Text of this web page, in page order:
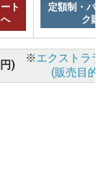
ト
へ
定額制・バリ
ク購
)
※エクストララ
(販売目的